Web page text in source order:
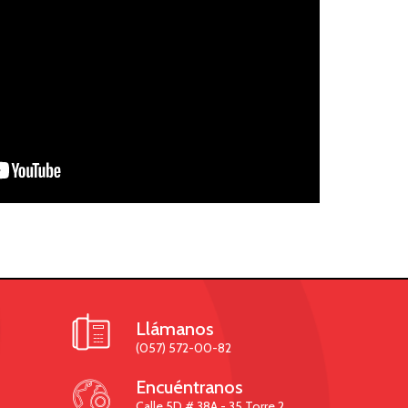
 Llámanos
(057) 572-00-82
 Encuéntranos